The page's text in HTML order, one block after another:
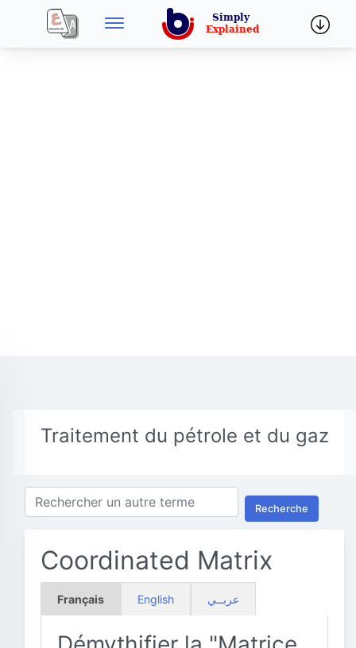
Traitement du pétrole et du gaz
Recherche
Coordinated Matrix
Français English عربــي